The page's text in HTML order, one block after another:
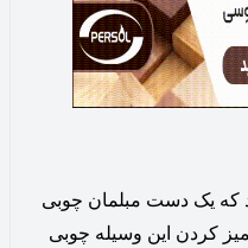
که یک دست مبلمان چوبی
کردن این وسیله چوبی